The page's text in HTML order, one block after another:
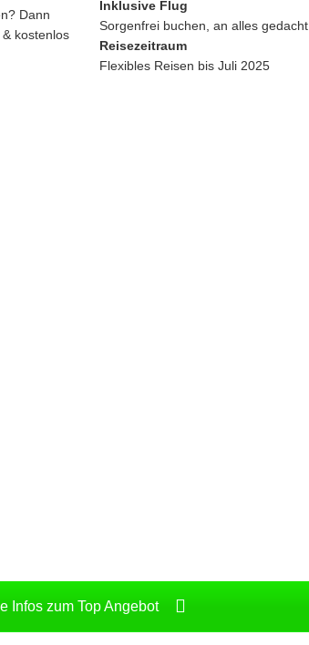
Dann
kostenlos
Inklusive Flug
Sorgenfrei buchen, an alles gedacht
Reisezeitraum
Flexibles Reisen bis Juli 2025
Infos zum Top Angebot